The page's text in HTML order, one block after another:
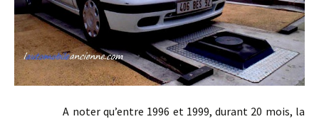
A noter qu’entre 1996 et 1999, durant 20 mois, la